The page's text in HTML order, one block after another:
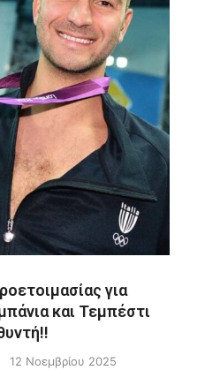
για
και Τεμπέστι
12 Νοεμβρίου 2025